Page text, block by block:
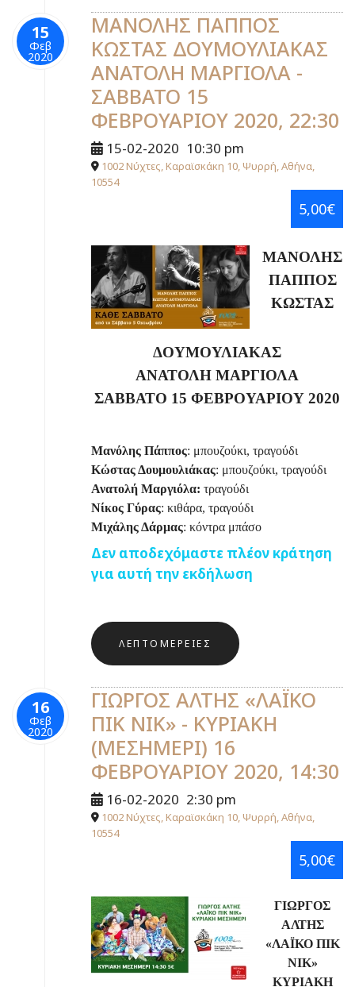
15
Φεβ
2020
ΜΑΝΟΛΗΣ ΠΑΠΠΟΣ
ΚΩΣΤΑΣ ΔΟΥΜΟΥΛΙΑΚΑΣ
ΑΝΑΤΟΛΗ ΜΑΡΓΙΟΛΑ -
ΣΑΒΒΑΤΟ 15
ΦΕΒΡΟΥΑΡΙΟΥ 2020, 22:30
15-02-2020 10:30 pm
1002 Νύχτες, Καραϊσκάκη 10, Ψυρρή, Αθήνα,
10554
5,00€
ΜΑΝΟΛΗΣ
ΠΑΠΠΟΣ
ΚΩΣΤΑΣ
ΔΟΥΜΟΥΛΙΑΚΑΣ
ΑΝΑΤΟΛΗ ΜΑΡΓΙΟΛΑ
ΣΑΒΒΑΤΟ 15 ΦΕΒΡΟΥΑΡΙΟΥ 2020
Μανόλης Πάππος: μπουζούκι, τραγούδι
Κώστας Δουμουλιάκας: μπουζούκι, τραγούδι
Ανατολή Μαργιόλα: τραγούδι
Νίκος Γύρας: κιθάρα, τραγούδι
Μιχάλης Δάρμας: κόντρα μπάσο
Δεν αποδεχόμαστε πλέον κράτηση
για αυτή την εκδήλωση
ΛΕΠΤΟΜΈΡΕΙΕΣ
16
Φεβ
2020
ΓΙΩΡΓΟΣ ΑΛΤΗΣ «ΛΑΪΚΟ
ΠΙΚ ΝΙΚ» - ΚΥΡΙΑΚΗ
(ΜΕΣΗΜΕΡΙ) 16
ΦΕΒΡΟΥΑΡΙΟΥ 2020, 14:30
16-02-2020 2:30 pm
1002 Νύχτες, Καραϊσκάκη 10, Ψυρρή, Αθήνα,
10554
5,00€
ΓΙΩΡΓΟΣ
ΑΛΤΗΣ
«ΛΑΪΚΟ ΠΙΚ
ΝΙΚ»
ΚΥΡΙΑΚΗ